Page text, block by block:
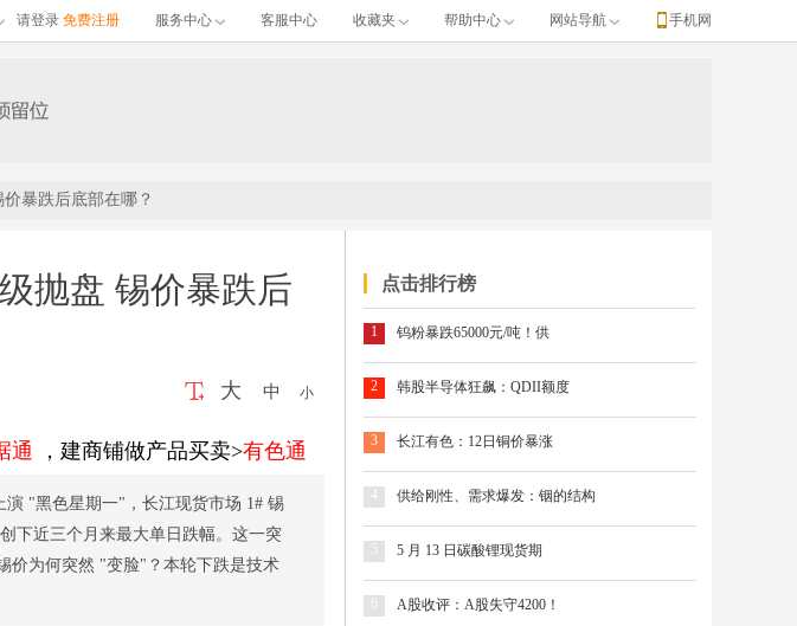
请登录 免费注册 服务中心 客服中心 收藏夹 帮助中心 网站导航 手机网
暴跌后底部在哪？
抛盘 锡价暴跌后
大 中 小
通 ，建商铺做产品买卖>有色通
演 "黑色星期一"，长江现货市场 1# 锡
下近三个月来最大单日跌幅。这一突
价为何突然 "变脸"？本轮下跌是技术
点击排行榜
1 钨粉暴跌65000元/吨！供
2 韩股半导体狂飙：QDII额度
3 长江有色：12日铜价暴涨
4 供给刚性、需求爆发：铟的结构
5 5 月 13 日碳酸锂现货期
A股收评：A股失守4200！